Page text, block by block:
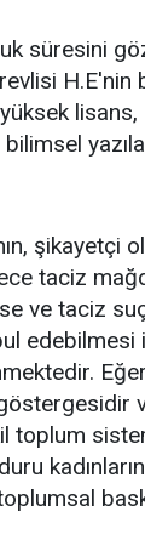
süresini
H.E'nin
bilimsel
şikayetçi
taciz
ve taciz
toplum